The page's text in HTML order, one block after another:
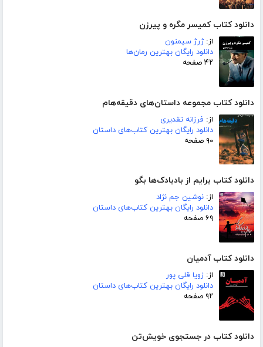
دانلود کتاب کمیسر مگره و پیرزن
از:ژرژ سیمنون
دانلود رایگان بهترین رمان‌ها
۴۲ صفحه
دانلود کتاب مجموعه داستان‌های دقیقه‌هام
از: فرزانه تقدیری
دانلود رایگان بهترین کتاب‌های داستان
۹۰ صفحه
دانلود کتاب برایم از بادبادک‌ها بگو
از: نوشین جم نژاد
دانلود رایگان بهترین کتاب‌های داستان
۶۹ صفحه
دانلود کتاب آدمیان
از: زویا قلی پور
دانلود رایگان بهترین کتاب‌های داستان
۹۲ صفحه
دانلود کتاب در جستجوی خویش‌تن